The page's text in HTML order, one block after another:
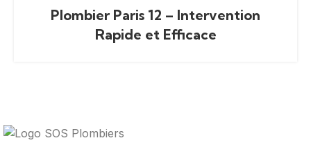
Plombier Paris 12 – Intervention
Rapide et Efficace